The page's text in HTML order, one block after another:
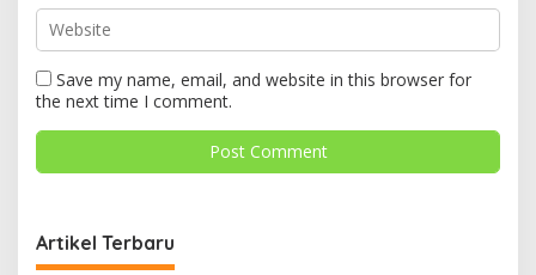
Save my name, email, and website in this browser for
the next time I comment.
Artikel Terbaru